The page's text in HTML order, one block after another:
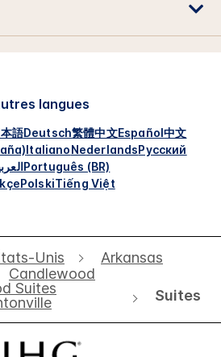
langues
語Deutsch繁體中文Español中文
ItalianoNederlandsРусский
Português (BR)
PolskiTiếng Việt
Unis
Arkansas
Candlewood
Suites
Suites